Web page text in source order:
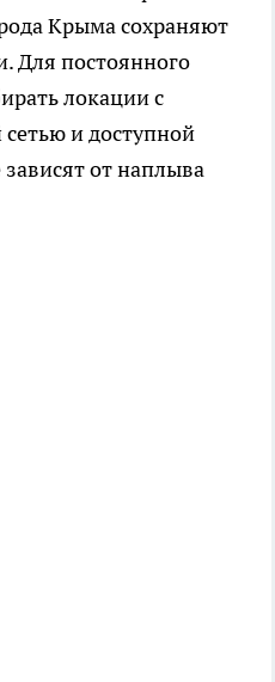
Крыма сохраняют
Для постоянного
локации с
и доступной
от наплыва